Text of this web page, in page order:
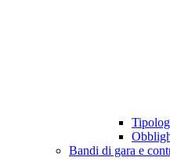
Bandi di gara e